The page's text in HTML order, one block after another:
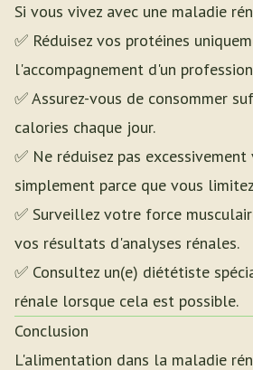
Si vous vivez avec une maladie
✅ Réduisez vos protéines
l'accompagnement d'un
✅ Assurez-vous de consommer
calories chaque jour.
✅ Ne réduisez pas
simplement parce que vous
✅ Surveillez votre force
vos résultats d'analyses rénales.
✅ Consultez un(e) diététiste
rénale lorsque cela est possible.
Conclusion
L'alimentation dans la maladie